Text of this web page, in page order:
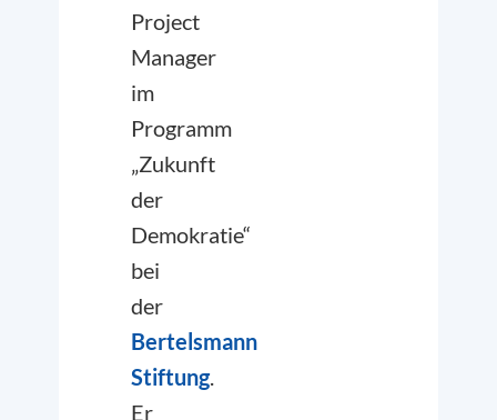
Project
Manager
im
Programm
„Zukunft
der
Demokratie“
bei
der
Bertelsmann
Stiftung.
Er